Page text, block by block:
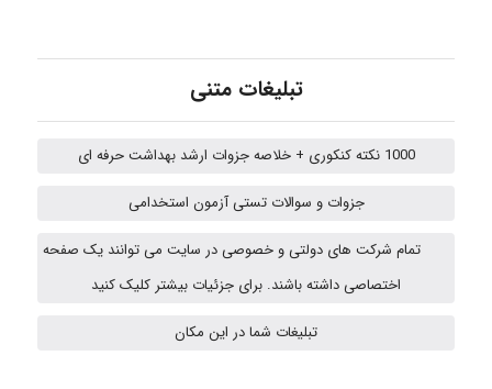
Jafar Tym
تبلیغات متنی
1000 نکته کنکوری + خلاصه جزوات ارشد بهداشت حرفه ای
جزوات و سوالات تستی آزمون استخدامی
تمام شرکت های دولتی و خصوصی در سایت می توانند یک صفحه
اختصاصی داشته باشند. برای جزئیات بیشتر کلیک کنید
تبلیغات شما در این مکان